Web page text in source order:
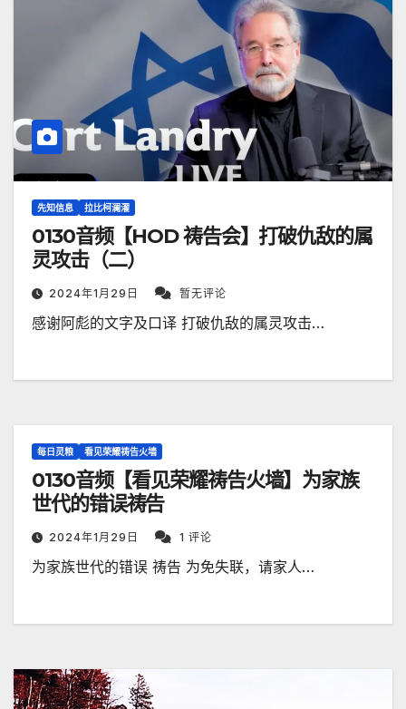
先知信息 拉比柯澜濯
0130音频【HOD 祷告会】打破仇敌的属
灵攻击（二）
2024年1月29日 暂无评论
感谢阿彪的文字及口译 打破仇敌的属灵攻击…
每日灵粮 看见荣耀祷告火墙
0130音频【看见荣耀祷告火墙】为家族
世代的错误祷告
2024年1月29日 1 评论
为家族世代的错误 祷告 为免失联，请家人…